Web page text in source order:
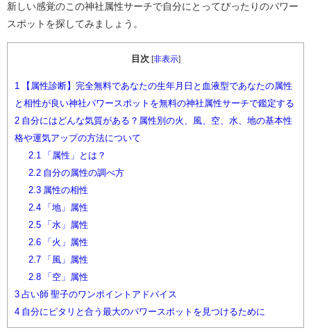
新しい感覚のこの神社属性サーチで自分にとってぴったりのパワー
スポットを探してみましょう。
目次 [非表示]
1
【属性診断】完全無料であなたの生年月日と血液型であなたの属性
と相性が良い神社パワースポットを無料の神社属性サーチで鑑定する
2 自分にはどんな気質がある？属性別の火、風、空、水、地の基本性
格や運気アップの方法について
2.1
「属性」とは？
2.2自分の属性の調べ方
2.3属性の相性
2.4「地」属性
2.5「水」属性
2.6「火」属性
2.7「風」属性
2.8「空」属性
3 占い師 聖子のワンポイントアドバイス
4 自分にピタリと合う最大のパワースポットを見つけるために